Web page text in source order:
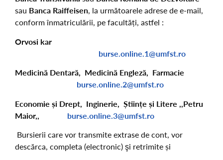
sau Banca Raiffeisen, la următoarele adrese de e-mail,
conform înmatriculării, pe facultăți, astfel :
Orvosi kar
burse.online.1@umfst.ro
Medicină Dentară, Medicină Engleză, Farmacie
burse.online.2@umfst.ro
Economie și Drept, Inginerie, Științe și Litere ,,Petru
Maior,, burse.online.3@umfst.ro
Bursierii care vor transmite extrase de cont, vor
descărca, completa (electronic) şi retrimite și